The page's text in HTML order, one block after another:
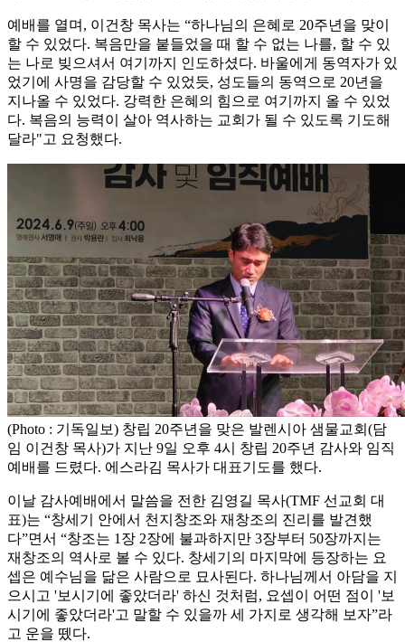
예배를 열며, 이건창 목사는 “하나님의 은혜로 20주년을 맞이
할 수 있었다. 복음만을 붙들었을 때 할 수 없는 나를, 할 수 있
는 나로 빚으셔서 여기까지 인도하셨다. 바울에게 동역자가 있
었기에 사명을 감당할 수 있었듯, 성도들의 동역으로 20년을
지나올 수 있었다. 강력한 은혜의 힘으로 여기까지 올 수 있었
다. 복음의 능력이 살아 역사하는 교회가 될 수 있도록 기도해
달라"고 요청했다.
(Photo : 기독일보) 창립 20주년을 맞은 발렌시아 샘물교회(담
임 이건창 목사)가 지난 9일 오후 4시 창립 20주년 감사와 임직
예배를 드렸다. 에스라김 목사가 대표기도를 했다.
이날 감사예배에서 말씀을 전한 김영길 목사(TMF 선교회 대
표)는 “창세기 안에서 천지창조와 재창조의 진리를 발견했
다”면서 “창조는 1장 2장에 불과하지만 3장부터 50장까지는
재창조의 역사로 볼 수 있다. 창세기의 마지막에 등장하는 요
셉은 예수님을 닮은 사람으로 묘사된다. 하나님께서 아담을 지
으시고 '보시기에 좋았더라' 하신 것처럼, 요셉이 어떤 점이 '보
시기에 좋았더라'고 말할 수 있을까 세 가지로 생각해 보자”라
고 운을 뗐다.